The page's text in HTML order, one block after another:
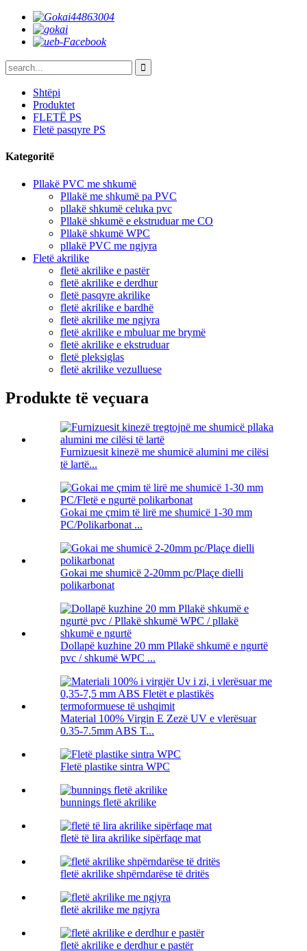
Shtëpi
Produktet
FLETË PS
Fletë pasqyre PS
Kategoritë
Pllakë PVC me shkumë
Pllakë me shkumë pa PVC
pllakë shkumë celuka pvc
Pllakë shkumë e ekstruduar me CO
Pllakë shkumë WPC
pllakë PVC me ngjyra
Fletë akrilike
fletë akrilike e pastër
fletë akrilike e derdhur
fletë pasqyre akrilike
fletë akrilike e bardhë
fletë akrilike me ngjyra
fletë akrilike e mbuluar me brymë
fletë akrilike e ekstruduar
fletë pleksiglas
fletë akrilike vezulluese
Produkte të veçuara
Furnizuesit kinezë me shumicë alumini me cilësi
të lartë...
Gokai me çmim të lirë me shumicë 1-30 mm
PC/Polikarbonat ...
Gokai me shumicë 2-20mm pc/Plaçe dielli
polikarbonat
Dollapë kuzhine 20 mm Pllakë shkumë e ngurtë
pvc / shkumë WPC ...
Material 100% Virgin E Zezë UV e vlerësuar
0.35-7.5mm ABS T...
Fletë plastike sintra WPC
bunnings fletë akrilike
fletë të lira akrilike sipërfaqe mat
fletë akrilike shpërndarëse të dritës
fletë akrilike me ngjyra
fletë akrilike e derdhur e pastër